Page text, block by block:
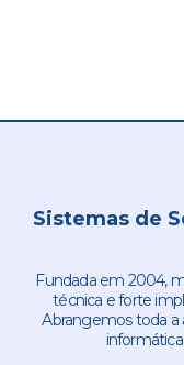
Sistemas de
Fundada em 2004,
técnica e forte
Abrangemos toda a